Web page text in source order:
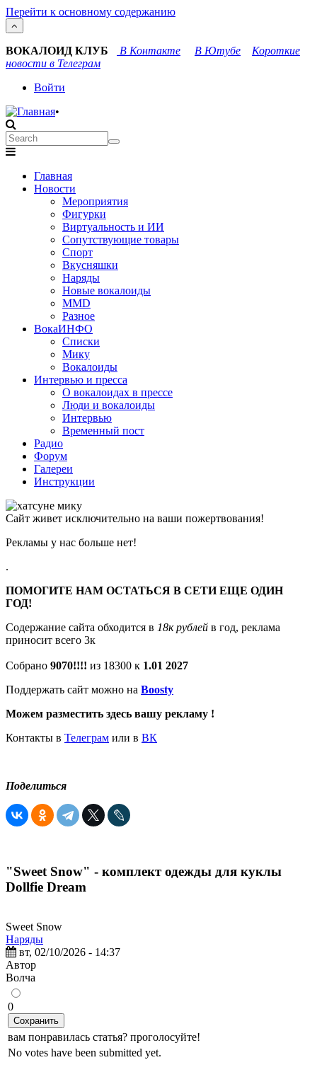
Перейти к основному содержанию
ВОКАЛОИД КЛУБ В Контакте В Ютубе
Короткие
новости в Телеграм
User
account
menu
Войти
•
Search
Search
navigation
Главная
Новости
Мероприятия
Фигурки
Виртуальность и ИИ
Сопутствующие товары
Спорт
Вкусняшки
Наряды
Новые вокалоиды
MMD
Разное
ВокаИНФО
Списки
Мику
Вокалоиды
Интервью и пресса
О вокалоидах в прессе
Люди и вокалоиды
Интервью
Временный пост
Радио
Форум
Галереи
Инструкции
Сайт живет исключительно на ваши пожертвования!
Рекламы у нас больше нет!
.
ПОМОГИТЕ НАМ ОСТАТЬСЯ В СЕТИ ЕЩЕ ОДИН
ГОД!
Содержание сайта обходится в 18к рублей в год, реклама
приносит всего 3к
Собрано 9070!!!! из 18300 к 1.01 2027
Поддержать сайт можно на Boosty
Можем разместить здесь вашу рекламу !
Контакты в Телеграм или в ВК
Поделиться
"Sweet Snow" - комплект одежды для куклы
Dollfie Dream
Sweet Snow
Наряды
вт, 02/10/2026 - 14:37
Автор
Волчa
0
Сохранить
вам понравилась статья? проголосуйте!
No votes have been submitted yet.